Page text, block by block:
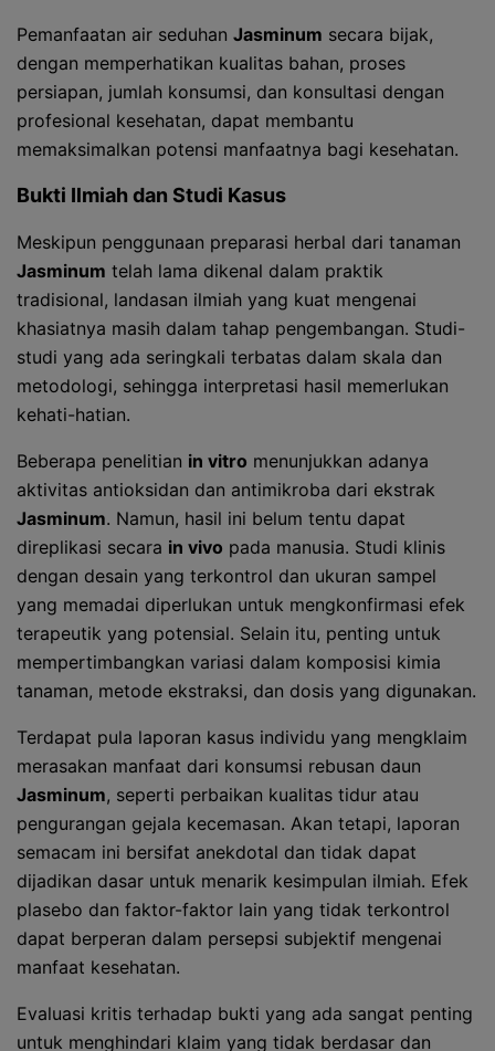
Pemanfaatan air seduhan Jasminum secara bijak,
dengan memperhatikan kualitas bahan, proses
persiapan, jumlah konsumsi, dan konsultasi dengan
profesional kesehatan, dapat membantu
memaksimalkan potensi manfaatnya bagi kesehatan.
Bukti Ilmiah dan Studi Kasus
Meskipun penggunaan preparasi herbal dari tanaman
Jasminum telah lama dikenal dalam praktik
tradisional, landasan ilmiah yang kuat mengenai
khasiatnya masih dalam tahap pengembangan. Studi-
studi yang ada seringkali terbatas dalam skala dan
metodologi, sehingga interpretasi hasil memerlukan
kehati-hatian.
Beberapa penelitian in vitro menunjukkan adanya
aktivitas antioksidan dan antimikroba dari ekstrak
Jasminum. Namun, hasil ini belum tentu dapat
direplikasi secara in vivo pada manusia. Studi klinis
dengan desain yang terkontrol dan ukuran sampel
yang memadai diperlukan untuk mengkonfirmasi efek
terapeutik yang potensial. Selain itu, penting untuk
mempertimbangkan variasi dalam komposisi kimia
tanaman, metode ekstraksi, dan dosis yang digunakan.
Terdapat pula laporan kasus individu yang mengklaim
merasakan manfaat dari konsumsi rebusan daun
Jasminum, seperti perbaikan kualitas tidur atau
pengurangan gejala kecemasan. Akan tetapi, laporan
semacam ini bersifat anekdotal dan tidak dapat
dijadikan dasar untuk menarik kesimpulan ilmiah. Efek
plasebo dan faktor-faktor lain yang tidak terkontrol
dapat berperan dalam persepsi subjektif mengenai
manfaat kesehatan.
Evaluasi kritis terhadap bukti yang ada sangat penting
untuk menghindari klaim yang tidak berdasar dan